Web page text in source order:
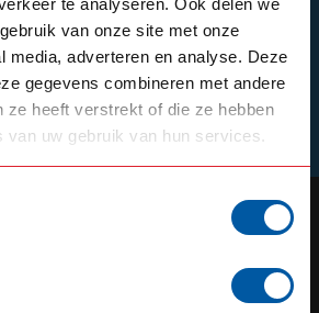
van onze site met onze
media, adverteren en analyse. Deze
gegevens combineren met andere
ze heeft verstrekt of die ze hebben
van uw gebruik van hun services.
our latest offers
IS BUILT ON